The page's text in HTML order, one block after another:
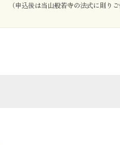
（申込後は当山般若寺の法式に則り